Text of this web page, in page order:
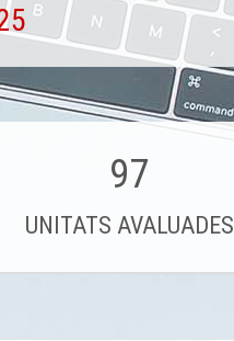
97
UNITATS AVALUADES